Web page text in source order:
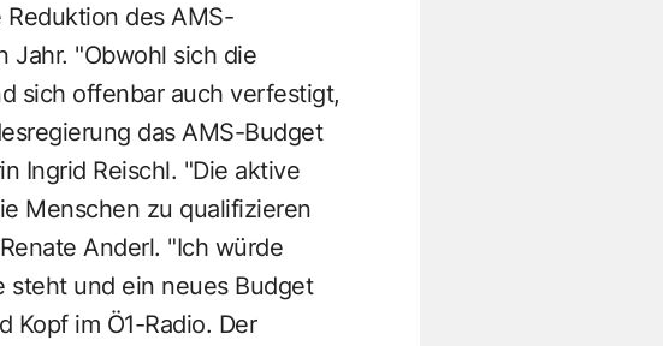
des AMS-
Jahr. "Obwohl sich die
sich offenbar auch verfestigt,
das AMS-Budget
Ingrid Reischl. "Die aktive
Menschen zu qualifizieren
Anderl. "Ich würde
steht und ein neues Budget
Kopf im Ö1-Radio. Der